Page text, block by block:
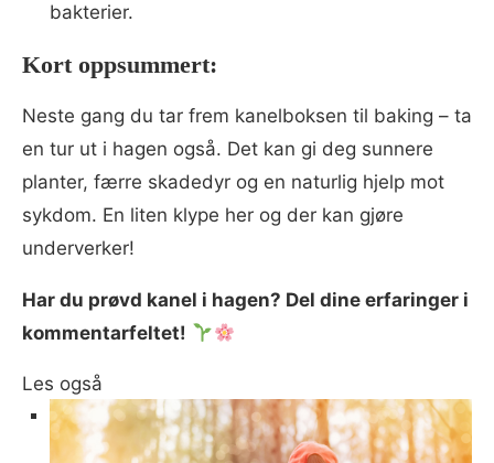
bakterier.
Kort oppsummert:
Neste gang du tar frem kanelboksen til baking – ta
en tur ut i hagen også. Det kan gi deg sunnere
planter, færre skadedyr og en naturlig hjelp mot
sykdom. En liten klype her og der kan gjøre
underverker!
Har du prøvd kanel i hagen? Del dine erfaringer i
kommentarfeltet!
Les også